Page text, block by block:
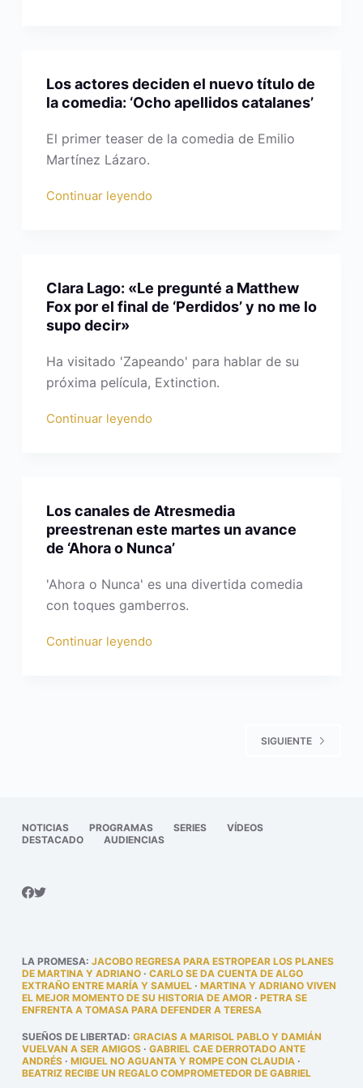
Los actores deciden el nuevo título de
la comedia: ‘Ocho apellidos catalanes’
El primer teaser de la comedia de Emilio
Martínez Lázaro.
Continuar leyendo
Clara Lago: «Le pregunté a Matthew
Fox por el final de ‘Perdidos’ y no me lo
supo decir»
Ha visitado 'Zapeando' para hablar de su
próxima película, Extinction.
Continuar leyendo
Los canales de Atresmedia
preestrenan este martes un avance
de ‘Ahora o Nunca’
'Ahora o Nunca' es una divertida comedia
con toques gamberros.
Continuar leyendo
SIGUIENTE
NOTICIAS PROGRAMAS SERIES
VÍDEOS
DESTACADO
AUDIENCIAS
LA PROMESA: JACOBO REGRESA PARA ESTROPEAR LOS PLANES
DE MARTINA Y ADRIANO· CARLO SE DA CUENTA DE ALGO
EXTRAÑO ENTRE MARÍA Y SAMUEL· MARTINA Y ADRIANO VIVEN
EL MEJOR MOMENTO DE SU HISTORIA DE AMOR· PETRA SE
ENFRENTA A TOMASA PARA DEFENDER A TERESA
SUEÑOS DE LIBERTAD: GRACIAS A MARISOL PABLO Y DAMIÁN
VUELVAN A SER AMIGOS· GABRIEL CAE DERROTADO ANTE
ANDRÉS· MIGUEL NO AGUANTA Y ROMPE CON CLAUDIA·
BEATRIZ RECIBE UN REGALO COMPROMETEDOR DE GABRIEL